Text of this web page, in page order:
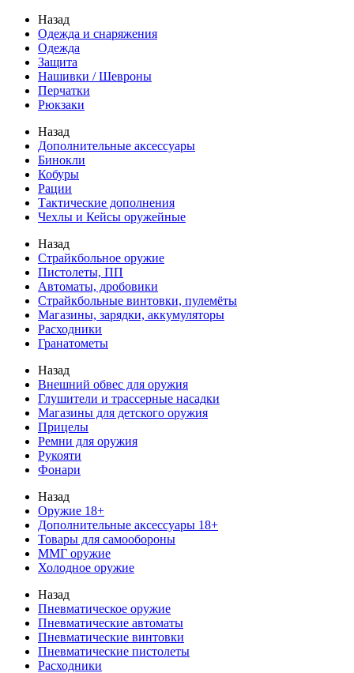
Назад
Одежда и снаряжения
Одежда
Защита
Нашивки / Шевроны
Перчатки
Рюкзаки
Назад
Дополнительные аксессуары
Бинокли
Кобуры
Рации
Тактические дополнения
Чехлы и Кейсы оружейные
Назад
Страйкбольное оружие
Пистолеты, ПП
Автоматы, дробовики
Страйкбольные винтовки, пулемёты
Магазины, зарядки, аккумуляторы
Расходники
Гранатометы
Назад
Внешний обвес для оружия
Глушители и трассерные насадки
Магазины для детского оружия
Прицелы
Ремни для оружия
Рукояти
Фонари
Назад
Оружие 18+
Дополнительные аксессуары 18+
Товары для самообороны
ММГ оружие
Холодное оружие
Назад
Пневматическое оружие
Пневматические автоматы
Пневматические винтовки
Пневматические пистолеты
Расходники